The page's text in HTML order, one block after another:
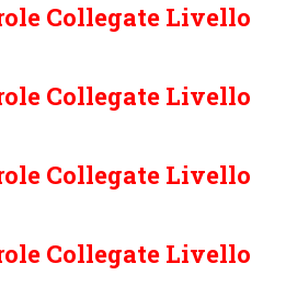
Collegate Livello
Collegate Livello
Collegate Livello
Collegate Livello